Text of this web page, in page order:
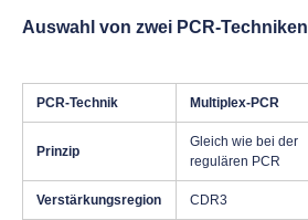
Auswahl von zwei PCR-Techniken
PCR-Technik Multiplex-PCR
Prinzip
Gleich wie bei der
regulären PCR
Verstärkungsregion CDR3